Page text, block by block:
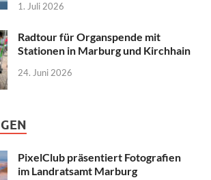
1. Juli 2026
Radtour für Organspende mit
Stationen in Marburg und Kirchhain
24. Juni 2026
PixelClub präsentiert Fotografien
im Landratsamt Marburg